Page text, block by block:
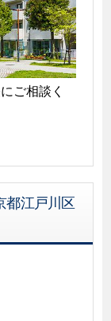
ご相談く
都江戸川区